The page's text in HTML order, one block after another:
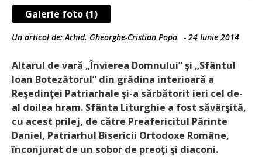
Galerie foto (1)
Un articol de:Arhid. Gheorghe-Cristian Popa - 24 Iunie 2014
Altarul de vară „Învierea Domnului” şi „Sfântul
Ioan Botezătorul” din grădina interioară a
Reşedinţei Patriarhale şi-a sărbătorit ieri cel de-
al doilea hram. Sfânta Liturghie a fost săvârşită,
cu acest prilej, de către Preafericitul Părinte
Daniel, Patriarhul Bisericii Ortodoxe Române,
înconjurat de un sobor de preoţi şi diaconi.